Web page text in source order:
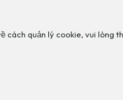
quản lý cookie, vui lòng